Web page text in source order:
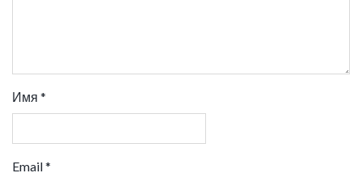
Имя *
Email*